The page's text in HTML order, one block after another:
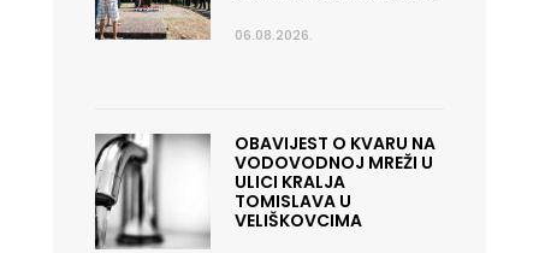
06.08.2026.
OBAVIJEST O KVARU NA
VODOVODNOJ MREŽI U
ULICI KRALJA
TOMISLAVA U
VELIŠKOVCIMA